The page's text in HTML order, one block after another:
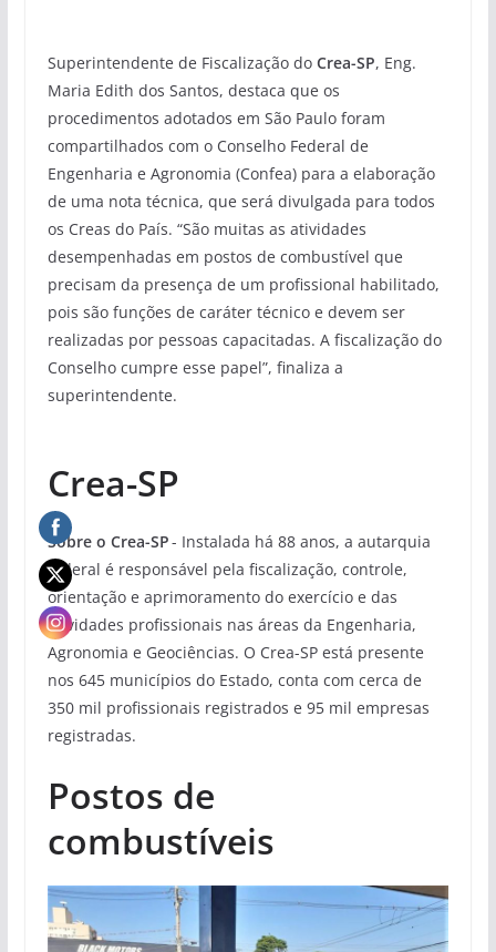
Superintendente de Fiscalização do Crea-SP, Eng.
Maria Edith dos Santos, destaca que os
procedimentos adotados em São Paulo foram
compartilhados com o Conselho Federal de
Engenharia e Agronomia (Confea) para a elaboração
de uma nota técnica, que será divulgada para todos
os Creas do País. “São muitas as atividades
desempenhadas em postos de combustível que
precisam da presença de um profissional habilitado,
pois são funções de caráter técnico e devem ser
realizadas por pessoas capacitadas. A fiscalização do
Conselho cumpre esse papel”, finaliza a
superintendente.
Crea-SP
Sobre o Crea-SP- Instalada há 88 anos, a autarquia
federal é responsável pela fiscalização, controle,
orientação e aprimoramento do exercício e das
atividades profissionais nas áreas da Engenharia,
Agronomia e Geociências. O Crea-SP está presente
nos 645 municípios do Estado, conta com cerca de
350 mil profissionais registrados e 95 mil empresas
registradas.
Postos de
combustíveis